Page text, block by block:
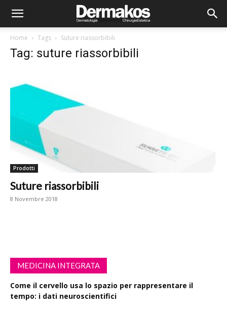
Home Tags Suture riassorbibili
Tag: suture riassorbibili
Prodotti
Suture riassorbibili
8 Novembre 2018
MEDICINA INTEGRATA
Come il cervello usa lo spazio per rappresentare il
tempo: i dati neuroscientifici